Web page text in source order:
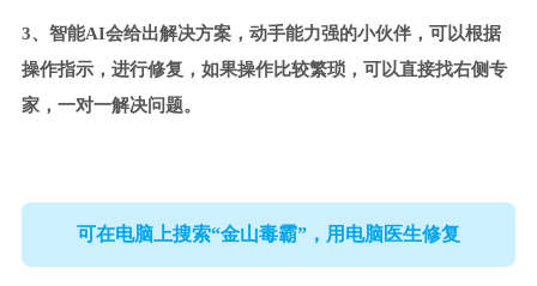
3、智能AI会给出解决方案，动手能力强的小伙伴，可以根据
操作指示，进行修复，如果操作比较繁琐，可以直接找右侧专
家，一对一解决问题。
可在电脑上搜索“金山毒霸”，用电脑医生修复